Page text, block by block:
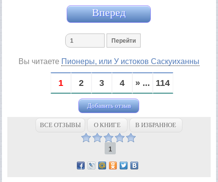
Вперед
Вы читаете Пионеры, или У истоков Саскуиханны
1 2 3 4 » ... 114
Добавить отзыв
ВСЕ ОТЗЫВЫ О КНИГЕ В ИЗБРАННОЕ
1